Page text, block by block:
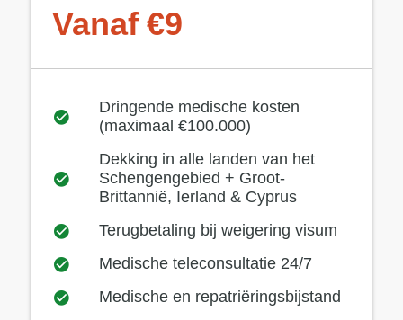
Vanaf €9
Dringende medische kosten
(maximaal €100.000)
Dekking in alle landen van het
Schengengebied + Groot-
Brittannië, Ierland & Cyprus
Terugbetaling bij weigering visum
Medische teleconsultatie 24/7
Medische en repatriëringsbijstand